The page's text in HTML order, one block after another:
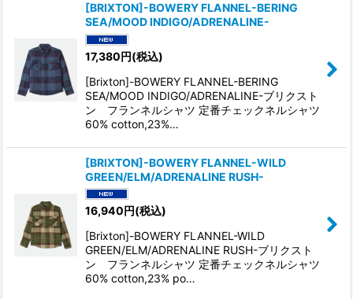
[BRIXTON]-BOWERY FLANNEL-BERING
SEA/MOOD INDIGO/ADRENALINE-
17,380円(税込)
[Brixton]-BOWERY FLANNEL-BERING
SEA/MOOD INDIGO/ADRENALINE-ブリクスト
ン フランネルシャツ 定番チェックネルシャツ
60% cotton,23%…
[BRIXTON]-BOWERY FLANNEL-WILD
GREEN/ELM/ADRENALINE RUSH-
16,940円(税込)
[Brixton]-BOWERY FLANNEL-WILD
GREEN/ELM/ADRENALINE RUSH-ブリクスト
ン フランネルシャツ 定番チェックネルシャツ
60% cotton,23% po…